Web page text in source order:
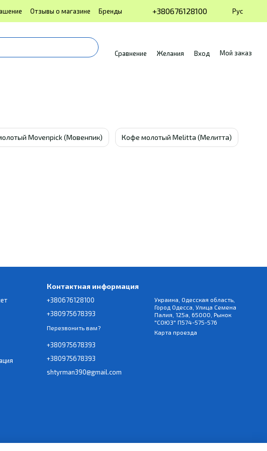
Отзывы о магазине
Бренды
+380676128100 Рус
Сравнение Желания Вход Мой заказ
Movenpick (Мовенпик) Кофе молотый Melitta (Мелитта)
Контактная информация
+380676128100
+380975678393
Перезвонить вам?
+380975678393
+380975678393
shtyrman390@gmail.com
Украина, Одесская область,
Город Одесса, Улица Семена
Палия, 125а, 65000, Рынок
"СОЮЗ" П574-575-576
Карта проезда